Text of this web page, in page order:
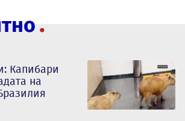
Капибари
на